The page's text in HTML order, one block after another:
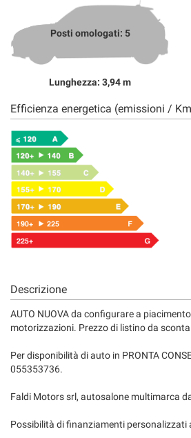
Posti omologati: 5
Lunghezza: 3,94 m
Efficienza energetica (emissioni /
Descrizione
AUTO NUOVA da configurare a
motorizzazioni. Prezzo di listino da
Per disponibilità di auto in PRONTA
055353736.
Faldi Motors srl, autosalone multimarca
Possibilità di finanziamenti personalizzati